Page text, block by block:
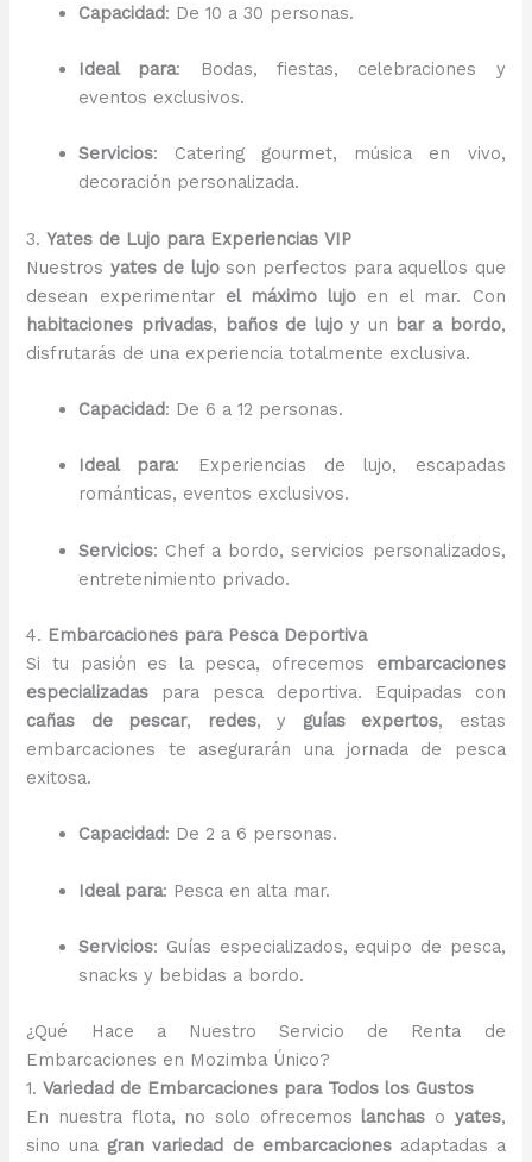
Capacidad: De 10 a 30 personas.
Ideal para: Bodas, fiestas, celebraciones y
eventos exclusivos.
Servicios: Catering gourmet, música en vivo,
decoración personalizada.
3.Yates de Lujo para Experiencias VIP
Nuestros yates de lujoson perfectos para aquellos que
desean experimentar el máximo lujo en el mar. Con
habitaciones privadas, baños de lujoy un bar a bordo,
disfrutarás de una experiencia totalmente exclusiva.
Capacidad: De 6 a 12 personas.
Ideal para: Experiencias de lujo, escapadas
románticas, eventos exclusivos.
Servicios: Chef a bordo, servicios personalizados,
entretenimiento privado.
4. Embarcaciones para Pesca Deportiva
Si tu pasión es la pesca, ofrecemos embarcaciones
especializadas para pesca deportiva. Equipadas con
cañas de pescar, redes, y guías expertos, estas
embarcaciones te asegurarán una jornada de pesca
exitosa.
Capacidad: De 2 a 6 personas.
Ideal para: Pesca en alta mar.
Servicios: Guías especializados, equipo de pesca,
snacks y bebidas a bordo.
¿Qué Hace a Nuestro Servicio de Renta de
Embarcaciones en Mozimba Único?
1.Variedad de Embarcaciones para Todos los Gustos
En nuestra flota, no solo ofrecemos lanchas o yates,
sino una gran variedad de embarcacionesadaptadas a